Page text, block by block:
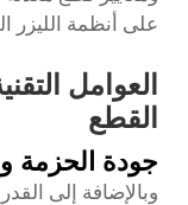
على أنظمة الليزر
العوامل
القطع
جودة الحزمة
وبالإضافة إلى